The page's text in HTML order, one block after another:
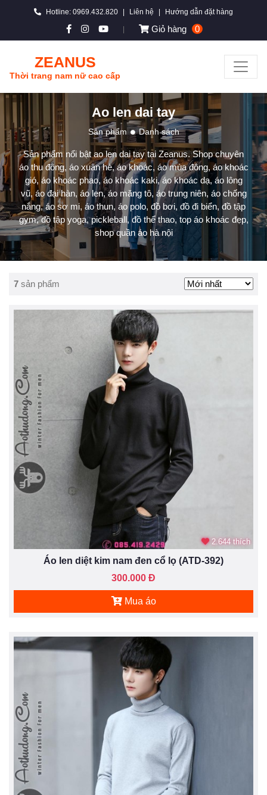
Hotline: 0969.432.820 Liên hệ Hướng dẫn đặt hàng
Giỏ hàng 0
ZEANUS
Thời trang nam nữ cao cấp
Ao len dai tay
Sản phẩm Danh sách
Sản phẩm nổi bật ao len dai tay tại Zeanus. Shop chuyên
áo thu đông, áo xuân hè, áo khoác, áo mùa đông, áo khoác
gió, áo khoác phao, áo khoác kaki, áo khoác dạ, áo lông
vũ, áo đại hàn, áo len, áo măng tô, áo trung niên, áo chống
nắng, áo sơ mi, áo thun, áo polo, đồ bơi, đồ đi biển, đồ tập
gym, đồ tập yoga, pickleball, đồ thể thao, top áo khoác đẹp,
shop quần áo hà nội
7 sản phẩm
2.644 thích
Áo len diệt kim nam đen cổ lọ (ATD-392)
300.000 Đ
Mua áo